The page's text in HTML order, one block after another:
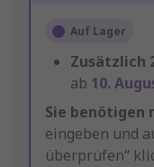
Auf Lager
Zusätzlich
ab 10.
Sie benötigen
eingeben und
überprüfen“